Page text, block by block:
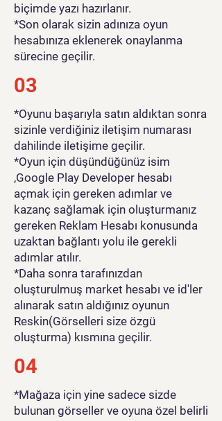
biçimde yazı hazırlanır.
*Son olarak sizin adınıza oyun
hesabınıza eklenerek onaylanma
sürecine geçilir.
03
*Oyunu başarıyla satın aldıktan sonra
sizinle verdiğiniz iletişim numarası
dahilinde iletişime geçilir.
*Oyun için düşündüğünüz isim
,Google Play Developer hesabı
açmak için gereken adımlar ve
kazanç sağlamak için oluşturmanız
gereken Reklam Hesabı konusunda
uzaktan bağlantı yolu ile gerekli
adımlar atılır.
*Daha sonra tarafınızdan
oluşturulmuş market hesabı ve id'ler
alınarak satın aldığınız oyunun
Reskin(Görselleri size özgü
oluşturma) kısmına geçilir.
04
*Mağaza için yine sadece sizde
bulunan görseller ve oyuna özel belirli